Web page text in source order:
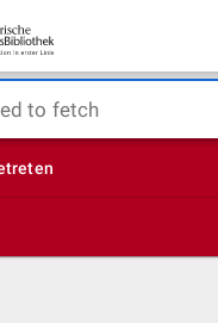
to fetch